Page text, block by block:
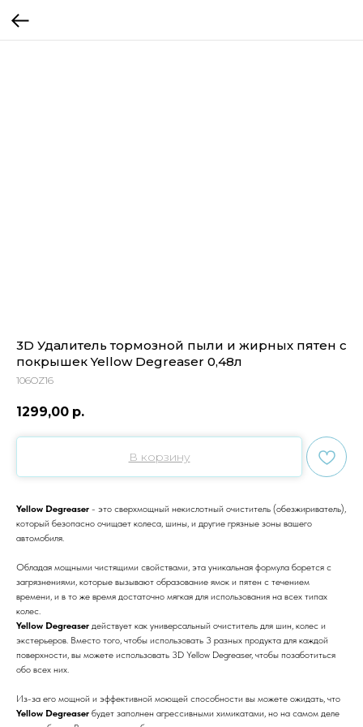
3D Удалитель тормозной пыли и жирных пятен c
покрышек Yellow Degreaser 0,48л
106OZ16
1299,00 р.
В корзину
Yellow Degreaser - это сверхмощный некислотный очиститель (обезжириватель),
который безопасно очищает колеса, шины, и другие грязные зоны вашего
автомобиля.
Обладая мощными чистящими свойствами, эта уникальная формула борется с
загрязнениями, которые вызывают образование ямок и пятен с течением
времени, и в то же время достаточно мягкая для использования на всех типах
колес.
Yellow Degreaser действует как универсальный очиститель для шин, колес и
экстерьеров. Вместо того, чтобы использовать 3 разных продукта для каждой
поверхности, вы можете использовать 3D Yellow Degreaser, чтобы позаботиться
обо всех них.
Из-за его мощной и эффективной моющей способности вы можете ожидать, что
Yellow Degreaser будет заполнен агрессивными химикатами, но на самом деле